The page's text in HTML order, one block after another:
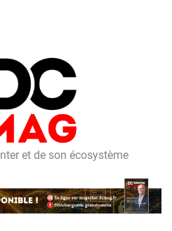
et de son écosystème